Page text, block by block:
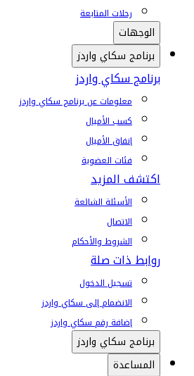
رحلات المتابعة
الوجهات
برنامج سكاي واردز
برنامج سكاي واردز
معلومات عن برنامج سكاي واردز
كسب الأميال
إنفاق الأميال
فئات العضوية
اكتشف المزيد
الأسئلة الشائعة
الاتصال
الشروط والأحكام
روابط ذات صلة
تسجيل الدخول
الانضمام إلى سكاي واردز
إضافة رقم سكاي واردز
برنامج سكاي واردز
المساعدة